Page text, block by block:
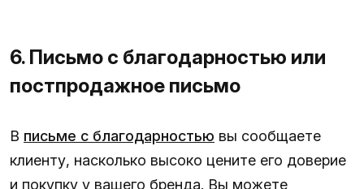
6. Письмо с благодарностью или
постпродажное письмо
В письме с благодарностью вы сообщаете
клиенту, насколько высоко цените его доверие
и покупку у вашего бренда. Вы можете